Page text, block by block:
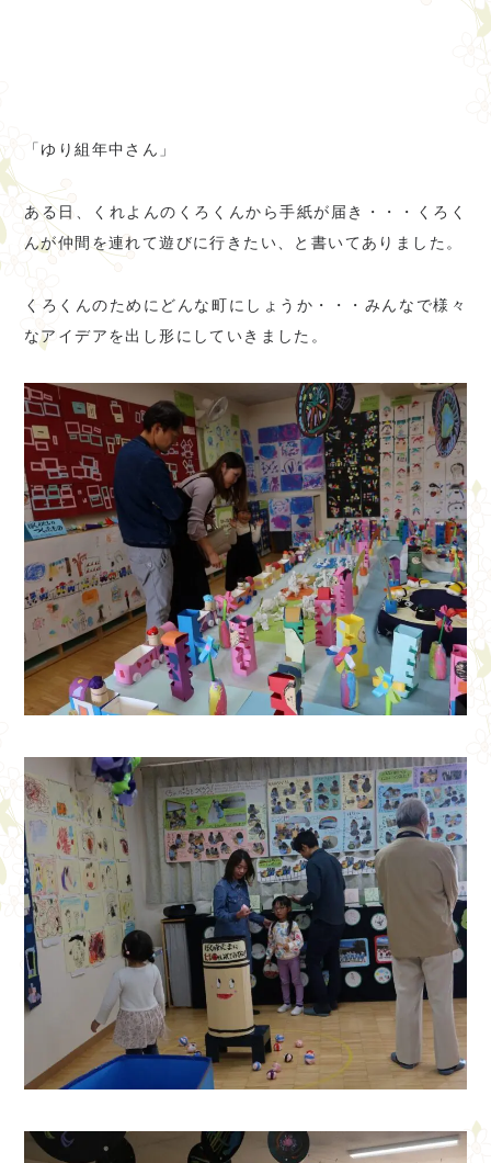
「ゆり組年中さん」
ある日、くれよんのくろくんから手紙が届き・・・くろく
んが仲間を連れて遊びに行きたい、と書いてありました。
くろくんのためにどんな町にしょうか・・・みんなで様々
なアイデアを出し形にしていきました。